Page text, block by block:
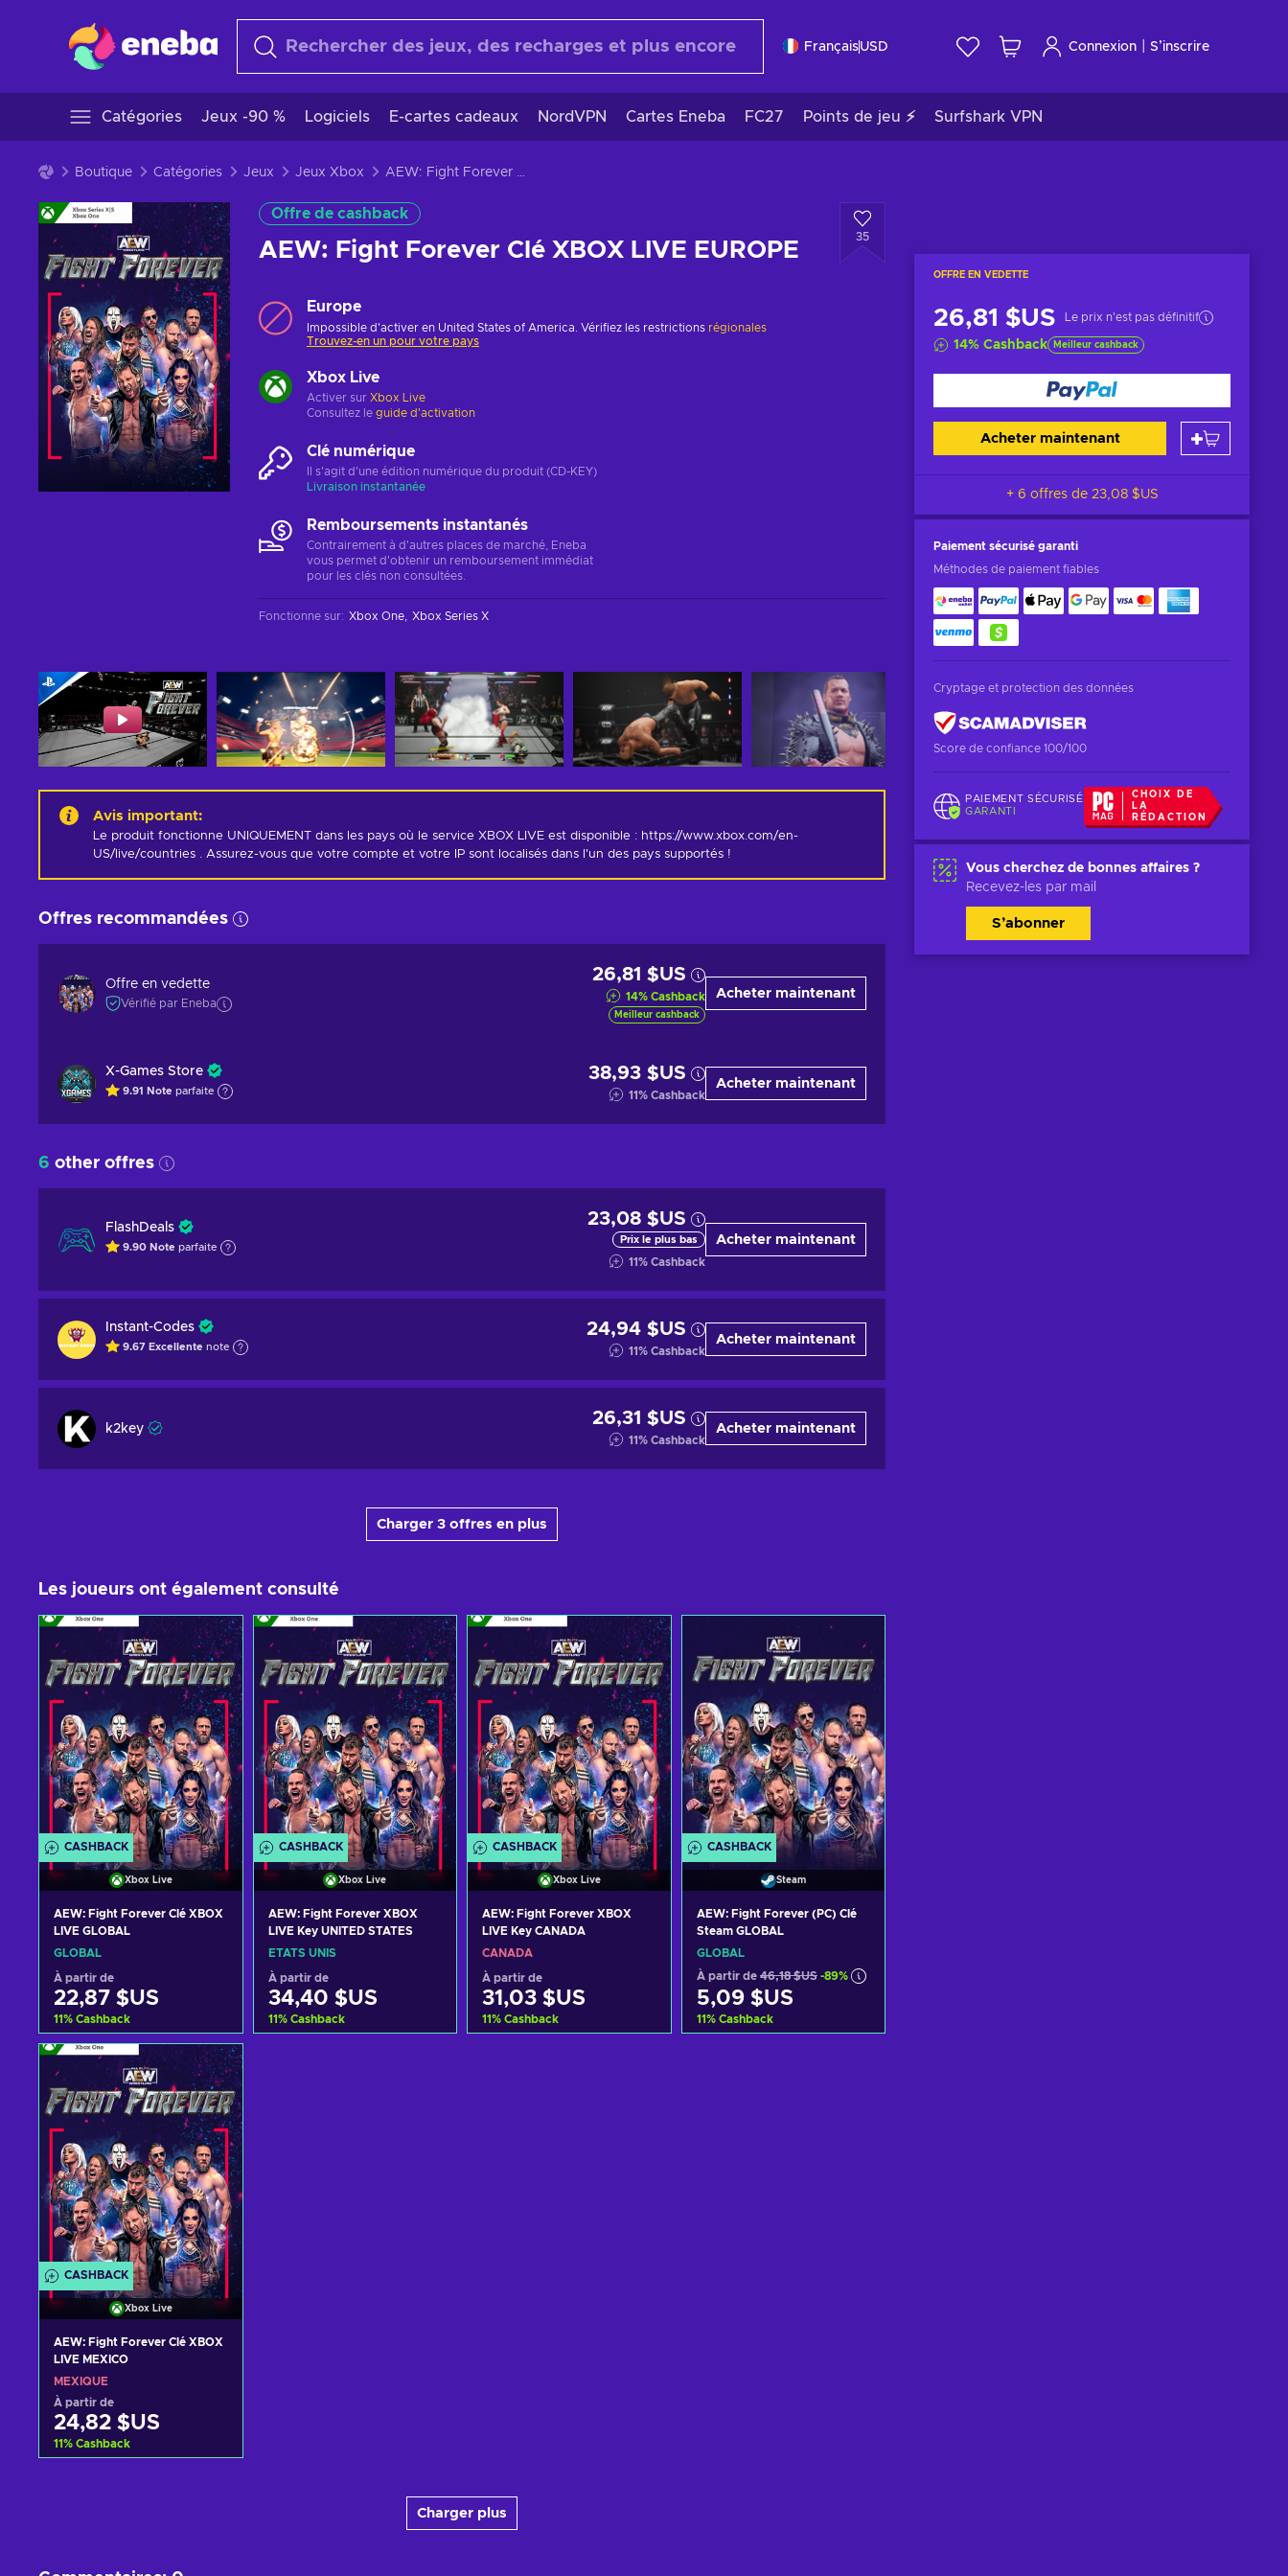
FrançaisUSD Connexion S’inscrire
Catégories Jeux -90 % Logiciels E-cartes cadeaux NordVPN Cartes Eneba FC27 Points de jeu ⚡ Surfshark VPN
Boutique Catégories Jeux Jeux Xbox AEW: Fight Forever Clé XBOX LIVE EUROPE
Offre de cashback
AEW: Fight Forever Clé XBOX LIVE EUROPE
35
OFFRE EN VEDETTE
26,81 $US Le prix n'est pas définitif
14% Cashback Meilleur cashback
Acheter maintenant
+ 6 offres de 23,08 $US
Paiement sécurisé garanti
Méthodes de paiement fiables
Cryptage et protection des données
Score de confiance 100/100
PAIEMENT SÉCURISÉ
GARANTI
CHOIX DE
LA
RÉDACTION
Vous cherchez de bonnes affaires ?
Recevez-les par mail
S’abonner
Europe
Impossible d'activer en United States of America. Vérifiez les restrictions régionales
Trouvez-en un pour votre pays
Xbox Live
Activer sur Xbox Live
Consultez le guide d'activation
Clé numérique
Il s'agit d'une édition numérique du produit (CD-KEY)
Livraison instantanée
Remboursements instantanés
Contrairement à d'autres places de marché, Eneba
vous permet d'obtenir un remboursement immédiat
pour les clés non consultées.
Fonctionne sur: Xbox One Xbox Series X
Avis important:
Le produit fonctionne UNIQUEMENT dans les pays où le service XBOX LIVE est disponible : https://www.xbox.com/en-
US/live/countries . Assurez-vous que votre compte et votre IP sont localisés dans l'un des pays supportés !
Offres recommandées
Offre en vedette
Vérifié par Eneba
26,81 $US
14% Cashback
Meilleur cashback
Acheter maintenant
X-Games Store
9.91 Note parfaite
38,93 $US
11% Cashback
Acheter maintenant
6 other offres
FlashDeals
9.90 Note parfaite
23,08 $US
Prix le plus bas
11% Cashback
Acheter maintenant
Instant-Codes
9.67 Excellente note
24,94 $US
11% Cashback
Acheter maintenant
k2key
26,31 $US
11% Cashback
Acheter maintenant
Charger 3 offres en plus
Les joueurs ont également consulté
CASHBACK
Xbox Live
AEW: Fight Forever Clé XBOX
LIVE GLOBAL
GLOBAL
À partir de
22,87 $US
11% Cashback
Ajouter au panier
Voir les offres
CASHBACK
Xbox Live
AEW: Fight Forever XBOX
LIVE Key UNITED STATES
ÉTATS UNIS
À partir de
34,40 $US
11% Cashback
CASHBACK
Xbox Live
AEW: Fight Forever XBOX
LIVE Key CANADA
CANADA
À partir de
31,03 $US
11% Cashback
CASHBACK
Steam
AEW: Fight Forever (PC) Clé
Steam GLOBAL
GLOBAL
À partir de 46,18 $US -89%
5,09 $US
11% Cashback
CASHBACK
Xbox Live
AEW: Fight Forever Clé XBOX
LIVE MEXICO
MEXIQUE
À partir de
24,82 $US
11% Cashback
Charger plus